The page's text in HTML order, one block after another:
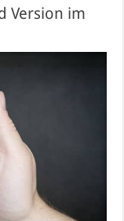
Version im